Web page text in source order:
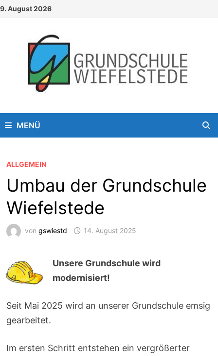
Zum
9. August 2026
MENÜ
ALLGEMEIN
Umbau der Grundschule
Wiefelstede
von gswiestd 14. August 2025
Unsere Grundschule wird
modernisiert!
Seit Mai 2025 wird an unserer Grundschule emsig
gearbeitet.
Im ersten Schritt entstehen ein vergrößerter